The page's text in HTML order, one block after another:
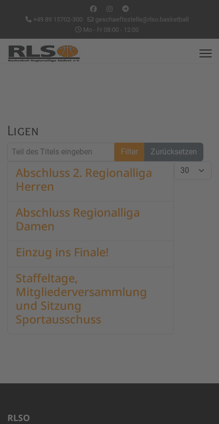
+49 89 15702-300
geschaeftsstelle@rlso.basketball
Mo - Fr 08:00 - 12:00
Ligen
Teil des Titels eingeben
Filter Zurücksetzen
Anzeige #
Abschluss 2. Regionalliga
Herren
Abschluss Regionalliga
Damen
Einzug ins Finale!
Staffeltage,
Mitgliederversammlung
und Sitzung
Sportausschuss
RLSO